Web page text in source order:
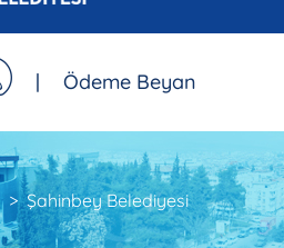
| Ödeme Beyan
Şahinbey Belediyesi